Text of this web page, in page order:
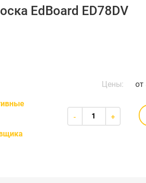
EdBoard ED78DV
Цены: от
- +